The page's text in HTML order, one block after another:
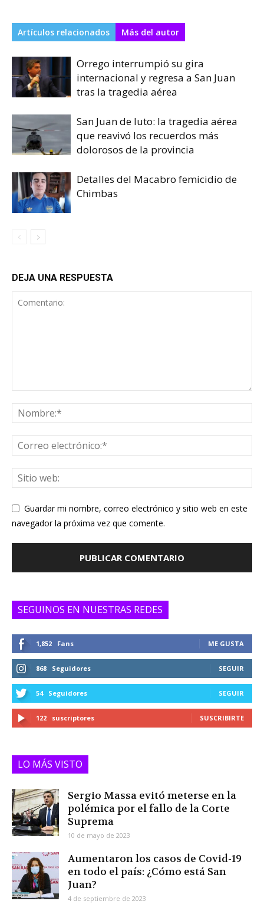
Artículos relacionados Más del autor
Orrego interrumpió su gira
internacional y regresa a San Juan
tras la tragedia aérea
San Juan de luto: la tragedia aérea
que reavivó los recuerdos más
dolorosos de la provincia
Detalles del Macabro femicidio de
Chimbas
DEJA UNA RESPUESTA
Guardar mi nombre, correo electrónico y sitio web en este
navegador la próxima vez que comente.
SEGUINOS EN NUESTRAS REDES
1,852 Fans ME GUSTA
868 Seguidores SEGUIR
54 Seguidores SEGUIR
122 suscriptores SUSCRIBIRTE
LO MÁS VISTO
Sergio Massa evitó meterse en la
polémica por el fallo de la Corte
Suprema
10 de mayo de 2023
Aumentaron los casos de Covid-19
en todo el país: ¿Cómo está San
Juan?
4 de septiembre de 2023